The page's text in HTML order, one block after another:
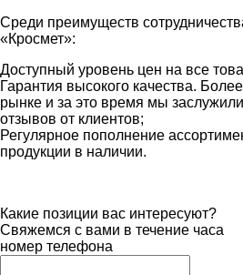
Среди преимуществ
«Кросмет»:
Доступный уровень цен на все
Гарантия высокого качества.
рынке и за это время мы
отзывов от клиентов;
Регулярное пополнение
продукции в наличии.
Какие позиции вас интересуют?
Свяжемся с вами в течение часа
номер телефона